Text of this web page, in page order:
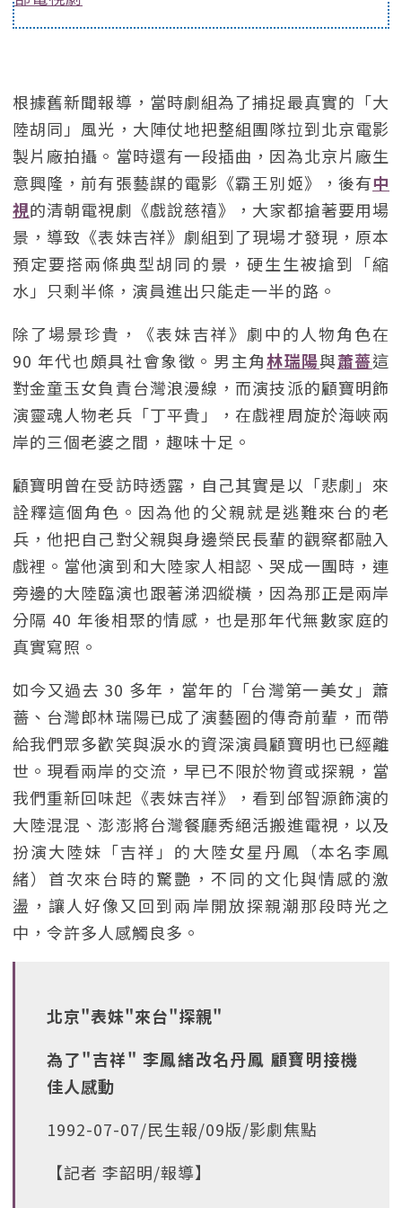
根據舊新聞報導，當時劇組為了捕捉最真實的「大
陸胡同」風光，大陣仗地把整組團隊拉到北京電影
製片廠拍攝。當時還有一段插曲，因為北京片廠生
意興隆，前有張藝謀的電影《霸王別姬》，後有中
視的清朝電視劇《戲說慈禧》，大家都搶著要用場
景，導致《表妹吉祥》劇組到了現場才發現，原本
預定要搭兩條典型胡同的景，硬生生被搶到「縮
水」只剩半條，演員進出只能走一半的路。
除了場景珍貴，《表妹吉祥》劇中的人物角色在
90 年代也頗具社會象徵。男主角林瑞陽與蕭薔這
對金童玉女負責台灣浪漫線，而演技派的顧寶明飾
演靈魂人物老兵「丁平貴」，在戲裡周旋於海峽兩
岸的三個老婆之間，趣味十足。
顧寶明曾在受訪時透露，自己其實是以「悲劇」來
詮釋這個角色。因為他的父親就是逃難來台的老
兵，他把自己對父親與身邊榮民長輩的觀察都融入
戲裡。當他演到和大陸家人相認、哭成一團時，連
旁邊的大陸臨演也跟著涕泗縱橫，因為那正是兩岸
分隔 40 年後相聚的情感，也是那年代無數家庭的
真實寫照。
如今又過去 30 多年，當年的「台灣第一美女」蕭
薔、台灣郎林瑞陽已成了演藝圈的傳奇前輩，而帶
給我們眾多歡笑與淚水的資深演員顧寶明也已經離
世。現看兩岸的交流，早已不限於物資或探親，當
我們重新回味起《表妹吉祥》，看到邰智源飾演的
大陸混混、澎澎將台灣餐廳秀絕活搬進電視，以及
扮演大陸妹「吉祥」的大陸女星丹鳳（本名李鳳
緒）首次來台時的驚艷，不同的文化與情感的激
盪，讓人好像又回到兩岸開放探親潮那段時光之
中，令許多人感觸良多。
北京"表妹"來台"探親"
為了"吉祥" 李鳳緒改名丹鳳 顧寶明接機
佳人感動
1992-07-07/民生報/09版/影劇焦點
【記者 李韶明/報導】